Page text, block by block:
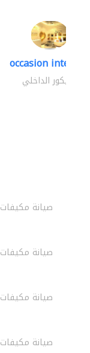
occasion interiors
الديكور الداخلي
صيانة مكيفات
صيانة مكيفات
صيانة مكيفات
صيانة مكيفات